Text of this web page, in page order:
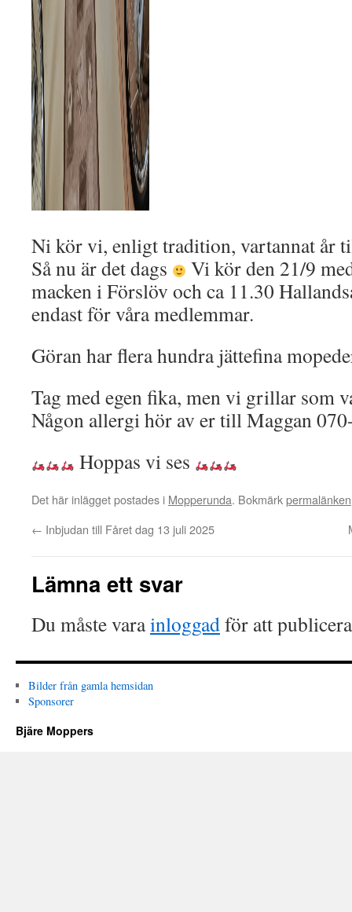
Ni kör vi, enligt tradition, vartannat år
Så nu är det dags
Vi kör den 21/9
macken i Förslöv och ca 11.30
endast för våra medlemmar.
Göran har flera hundra jättefina
Tag med egen fika, men vi grillar som
Någon allergi hör av er till Maggan
Hoppas vi ses
Det här inlägget postades i Mopperunda. Bokmärkpermalänken
← Inbjudan till Fåret dag 13 juli 2025
Lämna ett svar
Du måste varainloggadför att
Bilder från gamla hemsidan
Sponsorer
Bjäre Moppers